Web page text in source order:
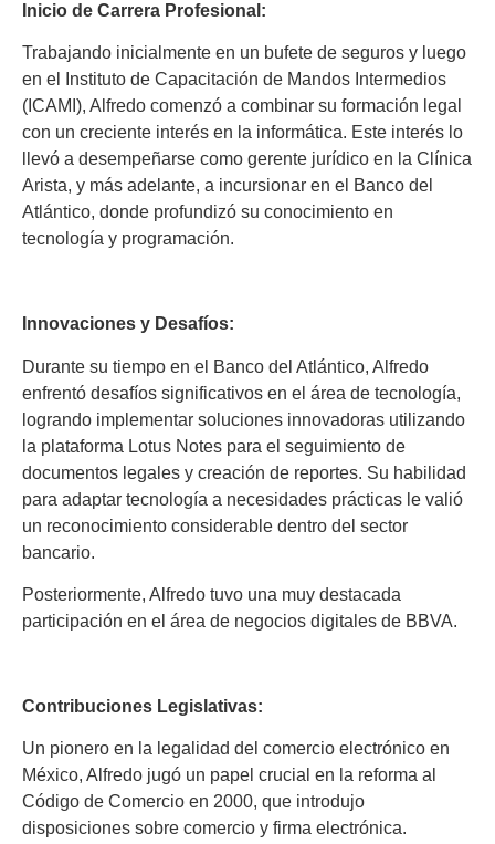
Inicio de Carrera Profesional:
Trabajando inicialmente en un bufete de seguros y luego
en el Instituto de Capacitación de Mandos Intermedios
(ICAMI), Alfredo comenzó a combinar su formación legal
con un creciente interés en la informática. Este interés lo
llevó a desempeñarse como gerente jurídico en la Clínica
Arista, y más adelante, a incursionar en el Banco del
Atlántico, donde profundizó su conocimiento en
tecnología y programación.
Innovaciones y Desafíos:
Durante su tiempo en el Banco del Atlántico, Alfredo
enfrentó desafíos significativos en el área de tecnología,
logrando implementar soluciones innovadoras utilizando
la plataforma Lotus Notes para el seguimiento de
documentos legales y creación de reportes. Su habilidad
para adaptar tecnología a necesidades prácticas le valió
un reconocimiento considerable dentro del sector
bancario.
Posteriormente, Alfredo tuvo una muy destacada
participación en el área de negocios digitales de BBVA.
Contribuciones Legislativas:
Un pionero en la legalidad del comercio electrónico en
México, Alfredo jugó un papel crucial en la reforma al
Código de Comercio en 2000, que introdujo
disposiciones sobre comercio y firma electrónica.